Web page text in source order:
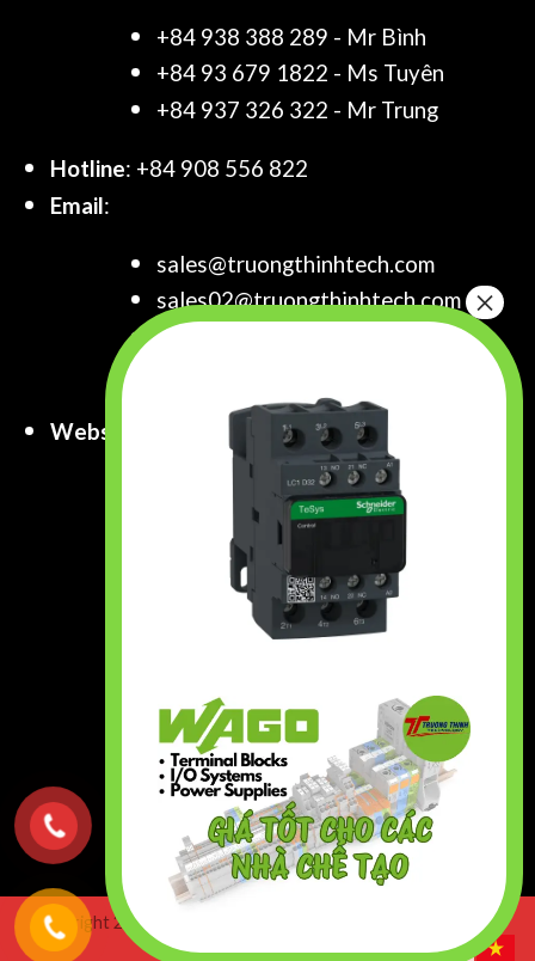
+84 938 388 289 - Mr Bình
+84 93 679 1822 - Ms Tuyên
+84 937 326 322 - Mr Trung
Hotline: +84 908 556 822
Email:
sales@truongthinhtech.com
sales02@truongthinhtech.com
sales03@truongthinhtech.com
Website
www.truongthinhtech.com
www.components.com.vn
Copyright 2026 ©
Truong Thinh Technology & Engineering
Co.,Ltd. All right Reserved.